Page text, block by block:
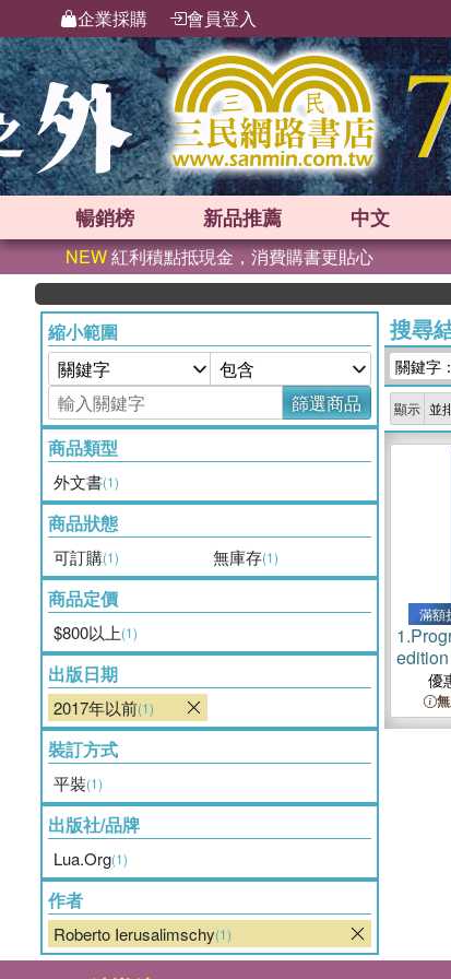
企業採購 會員登入
暢銷榜 新品推薦 中文
NEW紅利積點抵現金，消費購書更貼心
縮小範圍
篩選商品
商品類型
外文書(1)
商品狀態
可訂購(1) 無庫存(1)
商品定價
$800以上(1)
出版日期
2017年以前(1)
裝訂方式
平裝(1)
出版社/品牌
Lua.Org(1)
作者
Roberto Ierusalimschy(1)
搜尋
關鍵字
顯示
滿額
1.
edition
優